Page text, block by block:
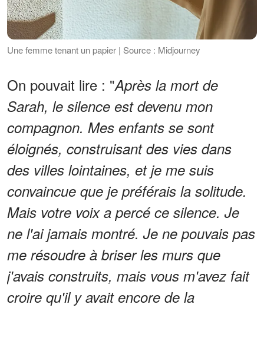
Une femme tenant un papier | Source : Midjourney
On pouvait lire : "Après la mort de
Sarah, le silence est devenu mon
compagnon. Mes enfants se sont
éloignés, construisant des vies dans
des villes lointaines, et je me suis
convaincue que je préférais la solitude.
Mais votre voix a percé ce silence. Je
ne l'ai jamais montré. Je ne pouvais pas
me résoudre à briser les murs que
j'avais construits, mais vous m'avez fait
croire qu'il y avait encore de la